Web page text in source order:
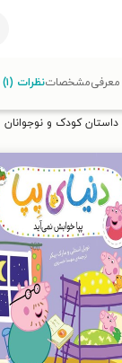
تخفیف از طاقچه دریافت کن.
داستان کودک و نوجوانان
معرفیمشخصاتنظرات (۱)